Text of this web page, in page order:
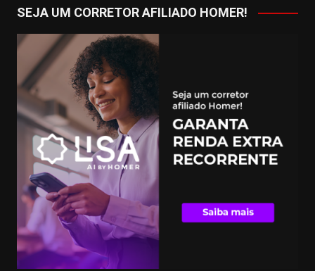
SEJA UM CORRETOR AFILIADO HOMER!